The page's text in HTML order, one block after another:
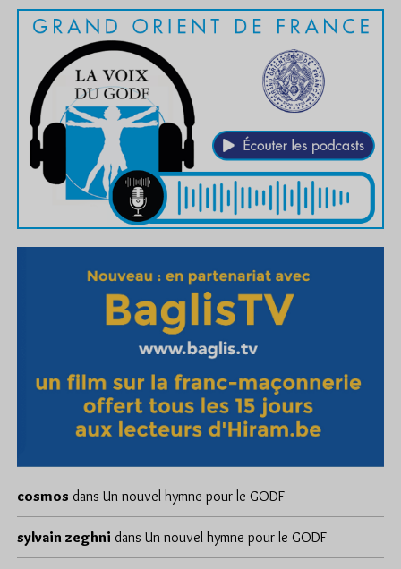
cosmos dans Un nouvel hymne pour le GODF
sylvain zeghni dans Un nouvel hymne pour le GODF